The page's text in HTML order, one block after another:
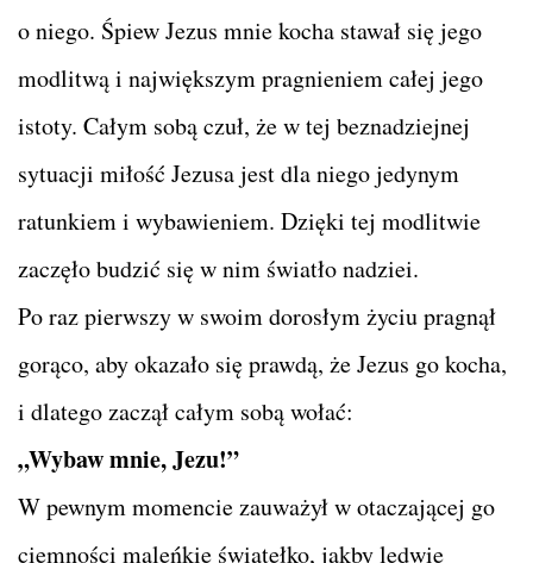
o niego. Śpiew Jezus mnie kocha stawał się jego
modlitwą i największym pragnieniem całej jego
istoty. Całym sobą czuł, że w tej beznadziejnej
sytuacji miłość Jezusa jest dla niego jedynym
ratunkiem i wybawieniem. Dzięki tej modlitwie
zaczęło budzić się w nim światło nadziei.
Po raz pierwszy w swoim dorosłym życiu pragnął
gorąco, aby okazało się prawdą, że Jezus go kocha,
i dlatego zaczął całym sobą wołać:
„Wybaw mnie, Jezu!”
W pewnym momencie zauważył w otaczającej go
ciemności maleńkie światełko, jakby ledwie